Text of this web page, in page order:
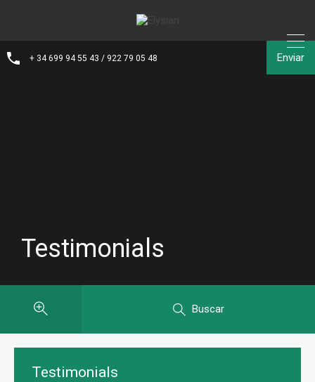
+ 34 699 94 55 43 / 922 79 05 48 Enviar
Testimonials
Buscar
Testimonials